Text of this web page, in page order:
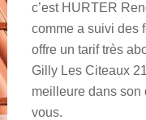
c’est HURTER
comme a suivi des
offre un tarif très
Gilly Les Citeaux
meilleure dans son
vous.